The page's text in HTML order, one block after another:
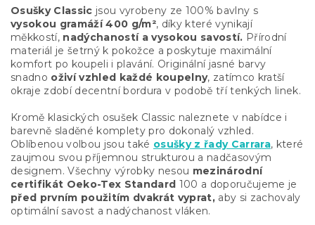
l
á
d
a
c
í
p
v
k
y
v
ý
p
i
s
Osušky Classic jsou vyrobeny ze 100% bavlny s
vysokou gramáží 400 g/m², díky které vynikají
měkkostí, nadýchaností a vysokou savostí. Přírodní
materiál je šetrný k pokožce a poskytuje maximální
komfort po koupeli i plavání. Originální jasné barvy
snadno oživí vzhled každé koupelny, zatímco kratší
okraje zdobí decentní bordura v podobě tří tenkých linek.
Kromě klasických osušek Classic naleznete v nabídce i
barevně sladěné komplety pro dokonalý vzhled.
Oblíbenou volbou jsou také osušky z řady Carrara, které
zaujmou svou příjemnou strukturou a nadčasovým
designem. Všechny výrobky nesou mezinárodní
certifikát Oeko-Tex Standard 100 a doporučujeme je
před prvním použitím dvakrát vyprat, aby si zachovaly
optimální savost a nadýchanost vláken.